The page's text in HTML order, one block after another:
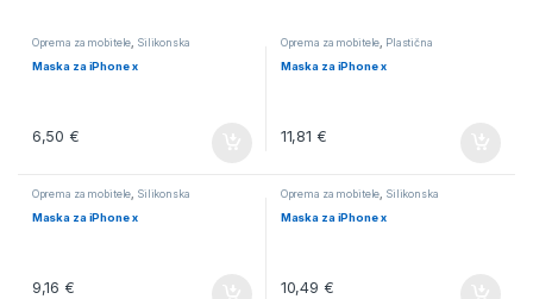
Oprema za mobitele, Silikonska
Maska za iPhone x
6,50 €
Oprema za mobitele, Plastična
Maska za iPhone x
11,81 €
Oprema za mobitele, Silikonska
Maska za iPhone x
9,16 €
Oprema za mobitele, Silikonska
Maska za iPhone x
10,49 €